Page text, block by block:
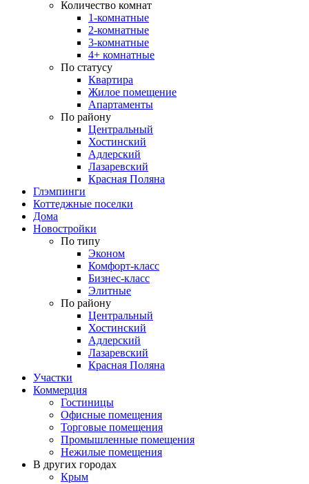
Количество комнат
1-комнатные
2-комнатные
3-комнатные
4+ комнатные
По статусу
Квартира
Жилое помещение
Апартаменты
По району
Центральный
Хостинский
Адлерский
Лазаревский
Красная Поляна
Глэмпинги
Коттеджные поселки
Дома
Новостройки
По типу
Эконом
Комфорт-класс
Бизнес-класс
Элитные
По району
Центральный
Хостинский
Адлерский
Лазаревский
Красная Поляна
Участки
Коммерция
Гостиницы
Офисные помещения
Торговые помещения
Промышленные помещения
Нежилые помещения
В других городах
Крым